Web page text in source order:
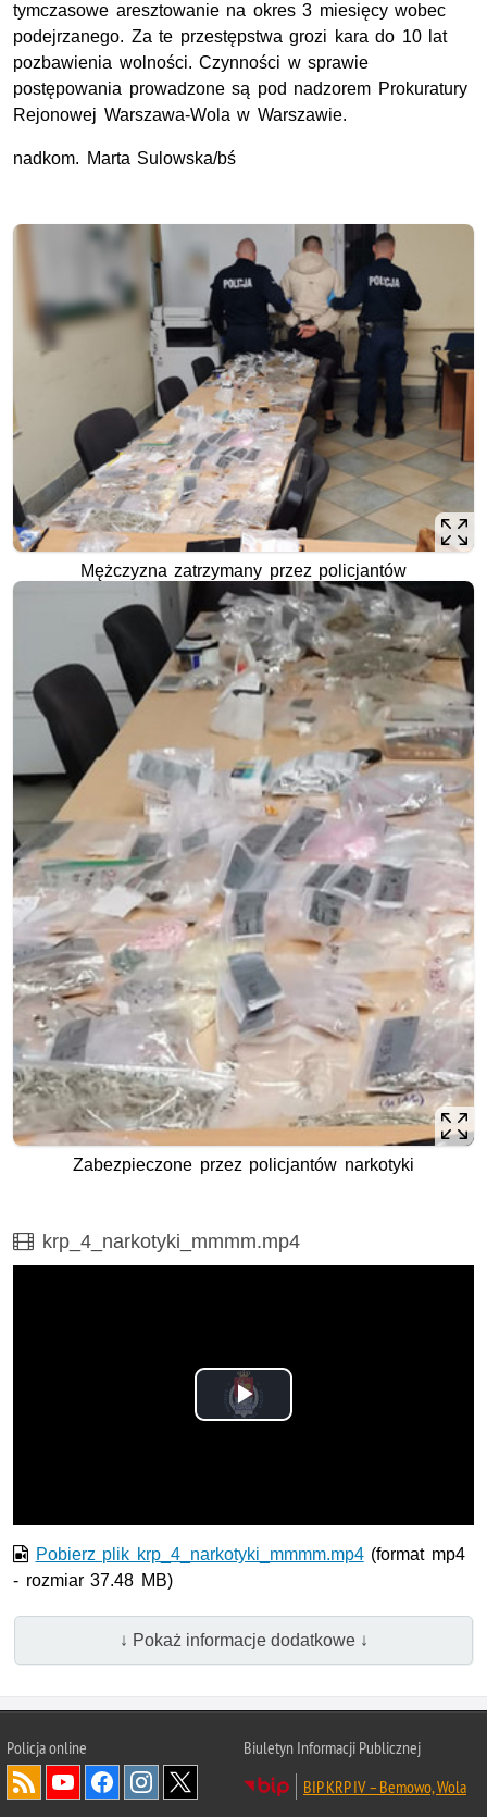
tymczasowe aresztowanie na okres 3 miesięcy wobec
podejrzanego. Za te przestępstwa grozi kara do 10 lat
pozbawienia wolności. Czynności w sprawie
postępowania prowadzone są pod nadzorem Prokuratury
Rejonowej Warszawa-Wola w Warszawie.
nadkom. Marta Sulowska/bś
Mężczyzna zatrzymany przez policjantów
Zabezpieczone przez policjantów narkotyki
Film
krp_4_narkotyki_mmmm.mp4
Odtwórz
Pobierz plik krp_4_narkotyki_mmmm.mp4(format mp4
- rozmiar 37.48 MB)
↓ Pokaż informacje dodatkowe ↓
Policja online
Biuletyn Informacji Publicznej
BIP KRP IV – Bemowo, Wola